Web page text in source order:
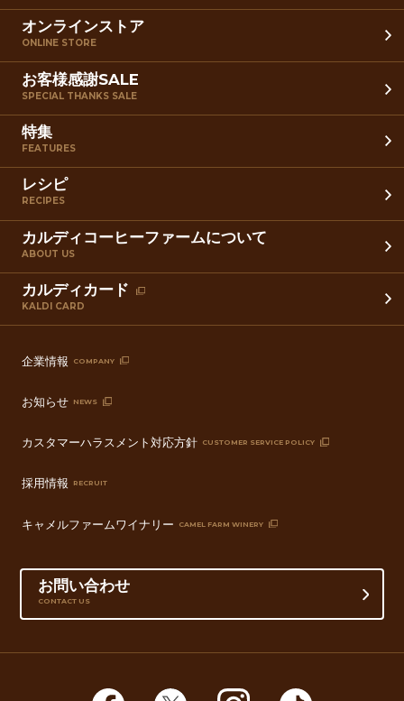
オンラインストア
ONLINE STORE
お客様感謝SALE
SPECIAL THANKS SALE
特集
FEATURES
レシピ
RECIPES
カルディコーヒーファームについて
ABOUT US
カルディカード
KALDI CARD
企業情報 COMPANY
お知らせ NEWS
カスタマーハラスメント対応方針 CUSTOMER SERVICE POLICY
採用情報 RECRUIT
キャメルファームワイナリー CAMEL FARM WINERY
お問い合わせ
CONTACT US